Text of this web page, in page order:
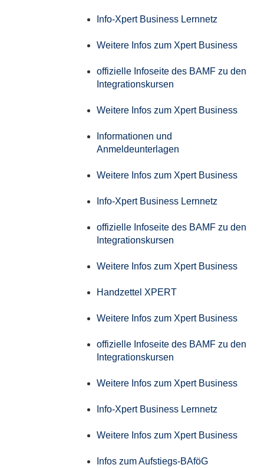
Info-Xpert Business Lernnetz
Weitere Infos zum Xpert Business
offizielle Infoseite des BAMF zu den
Integrationskursen
Weitere Infos zum Xpert Business
Informationen und
Anmeldeunterlagen
Weitere Infos zum Xpert Business
Info-Xpert Business Lernnetz
offizielle Infoseite des BAMF zu den
Integrationskursen
Weitere Infos zum Xpert Business
Handzettel XPERT
Weitere Infos zum Xpert Business
offizielle Infoseite des BAMF zu den
Integrationskursen
Weitere Infos zum Xpert Business
Info-Xpert Business Lernnetz
Weitere Infos zum Xpert Business
Infos zum Aufstiegs-BAföG